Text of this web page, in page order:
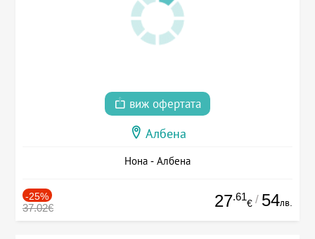
виж офертата
Албена
Нона - Албена
-25%
37.02€ 27.61
€ / 54лв.